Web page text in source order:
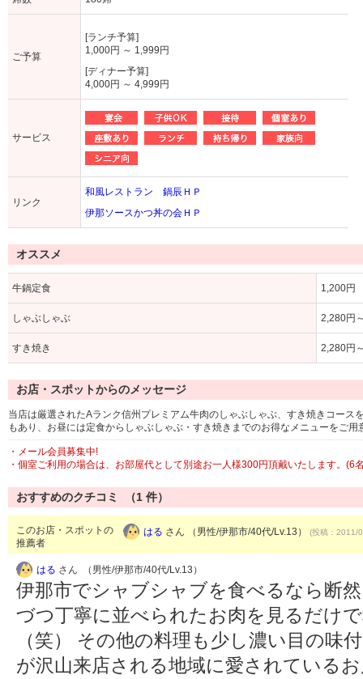
ご予算
[ランチ予算]
1,000円 ～ 1,999円
[ディナー予算]
4,000円 ～ 4,999円
サービス
リンク
和風レストラン 鍋辰ＨＰ
伊那ソースかつ丼の会ＨＰ
オススメ
牛鍋定食 1,200円
しゃぶしゃぶ 2,280円
すき焼き 2,280円
お店・スポットからのメッセージ
当店は厳選されたAランク信州プレミアム牛肉のしゃぶしゃぶ、すき焼きコー
もあり、お昼には定食からしゃぶしゃぶ・すき焼きまでのお得なメニューをご用
・メール会員募集中!
・個室ご利用の場合は、お部屋代として別途お一人様300円頂戴いたします。(6
おすすめのクチコミ （1 件）
このお店・スポットの
推薦者
はる さん （男性/伊那市/40代/Lv.13） (投稿：2011/
はる さん （男性/伊那市/40代/Lv.13）
伊那市でシャブシャブを食べるなら断
づつ丁寧に並べられたお肉を見るだけ
（笑） その他の料理も少し濃い目の味
が沢山来店される地域に愛されている